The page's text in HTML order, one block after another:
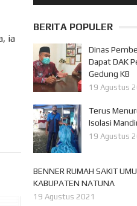
ia
BERITA POPULER
Dinas
Dapat DAK
Gedung KB
19 Agustus
Terus
Isolasi
19 Agustus
BENNER RUMAH SAKIT
KABUPATEN NATUNA
19 Agustus 2021